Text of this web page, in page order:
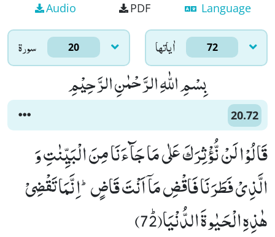
Audio PDF Language
سورۃ 20 اٰياتها 72
بِسْمِ اللّٰهِ الرَّحْمٰنِ الرَّحِیْمِ
20.72
قَالُوْا لَنْ نُّؤْثِرَكَ عَلٰى مَا جَآءَنَا مِنَ الْبَیِّنٰتِ وَ
الَّذِیْ فَطَرَنَا فَاقْضِ مَاۤ اَنْتَ قَاضٍؕ-اِنَّمَا تَقْضِیْ
هٰذِهِ الْحَیٰوةَ الدُّنْیَاﭤ(72)